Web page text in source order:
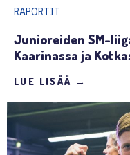
RAPORTIT
Junioreiden SM-
Kaarinassa ja
LUE LISÄÄ →